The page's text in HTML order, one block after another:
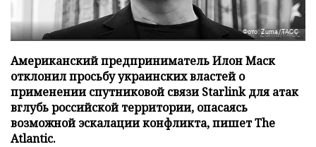
Фото: Zuma/ТАСС
Американский предприниматель Илон Маск
отклонил просьбу украинских властей о
применении спутниковой связи Starlink для атак
вглубь российской территории, опасаясь
возможной эскалации конфликта, пишет The
Atlantic.